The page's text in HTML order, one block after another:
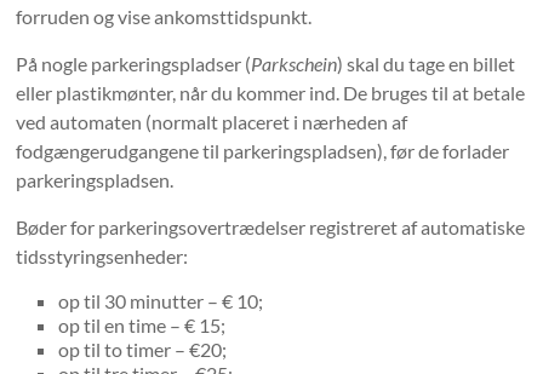
forruden og vise ankomsttidspunkt.
På nogle parkeringspladser (Parkschein) skal du tage en billet
eller plastikmønter, når du kommer ind. De bruges til at betale
ved automaten (normalt placeret i nærheden af ​​
fodgængerudgangene til parkeringspladsen), før de forlader
parkeringspladsen.
Bøder for parkeringsovertrædelser registreret af automatiske
tidsstyringsenheder:
op til 30 minutter – € 10;
op til en time – € 15;
op til to timer – €20;